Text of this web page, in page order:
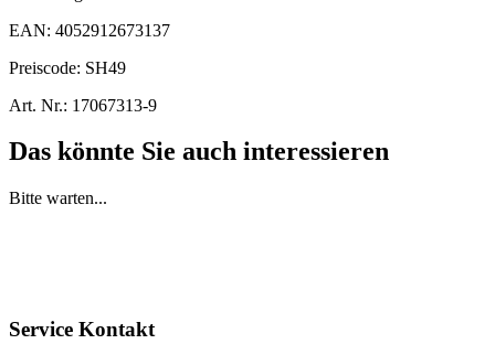
EAN: 4052912673137
Preiscode: SH49
Art. Nr.: 17067313-9
Das könnte Sie auch interessieren
Bitte warten...
Service Kontakt